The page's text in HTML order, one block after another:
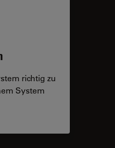
richtig zu
System